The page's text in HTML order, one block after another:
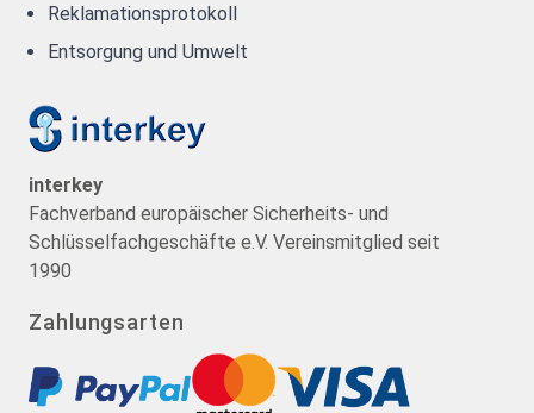
Reklamationsprotokoll
Entsorgung und Umwelt
interkey
Fachverband europäischer Sicherheits- und
Schlüsselfachgeschäfte e.V. Vereinsmitglied seit
1990
Zahlungsarten